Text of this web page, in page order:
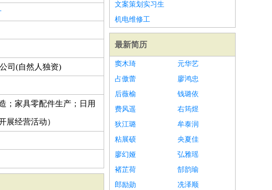
司(自然人独资)
；家具零配件生产；日用
展经营活动）
文案策划实习生
机电维修工
最新简历
窦木琦
元华艺
占傲蕾
廖鸿忠
后薇榆
钱璐依
费风遥
右筠煜
狄江璐
牟泰润
粘展硕
央夏佳
廖幻娅
弘雅瑶
褚芷荷
郜韵瑜
郎励勋
冼泽顺